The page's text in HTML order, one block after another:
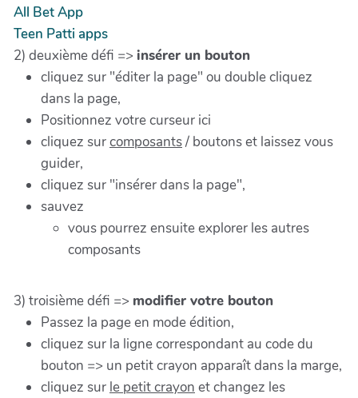
All Bet App
Teen Patti apps
2) deuxième défi => insérer un bouton
cliquez sur "éditer la page" ou double cliquez
dans la page,
Positionnez votre curseur ici
cliquez surcomposants/ boutons et laissez vous
guider,
cliquez sur "insérer dans la page",
sauvez
vous pourrez ensuite explorer les autres
composants
3) troisième défi => modifier votre bouton
Passez la page en mode édition,
cliquez sur la ligne correspondant au code du
bouton => un petit crayon apparaît dans la marge,
cliquez sur le petit crayon et changez les